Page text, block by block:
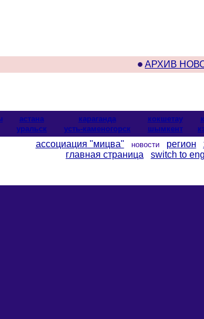
АРХИВ
астана караганда кокшетау
уральск усть-каменогорск шымкент
ассоциация "мицва" новости регион
главная страница
switch to